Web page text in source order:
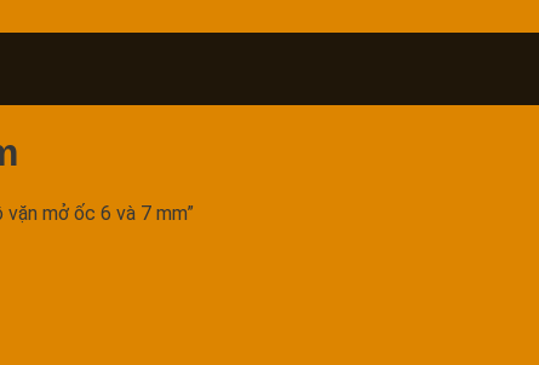
mở ốc 6 và 7 mm”